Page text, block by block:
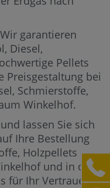
garantieren
Diesel,
Pellets
Preisgestaltung bei
Schmierstoffe,
Winkelhof.
lassen Sie sich
Ihre Bestellung
Holzpellets
und in die
für Ihr Vertrauen.